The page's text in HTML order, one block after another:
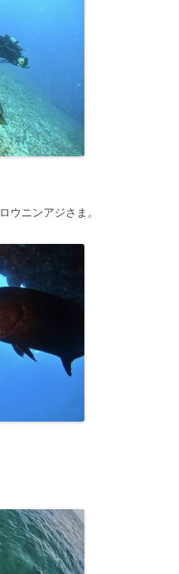
ウニンアジさま。